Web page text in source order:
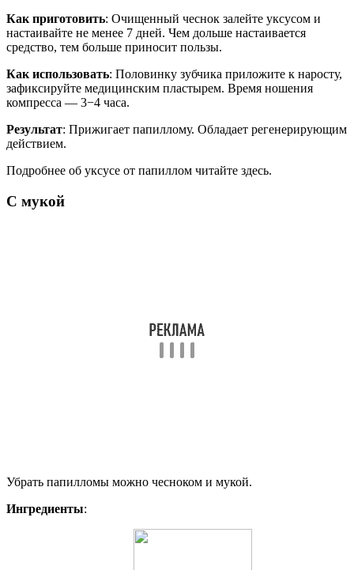
Как приготовить: Очищенный чеснок залейте уксусом и
настаивайте не менее 7 дней. Чем дольше настаивается
средство, тем больше приносит пользы.
Как использовать: Половинку зубчика приложите к наросту,
зафиксируйте медицинским пластырем. Время ношения
компресса — 3−4 часа.
Результат: Прижигает папиллому. Обладает регенерирующим
действием.
Подробнее об уксусе от папиллом читайте здесь.
С мукой
Убрать папилломы можно чесноком и мукой.
Ингредиенты: